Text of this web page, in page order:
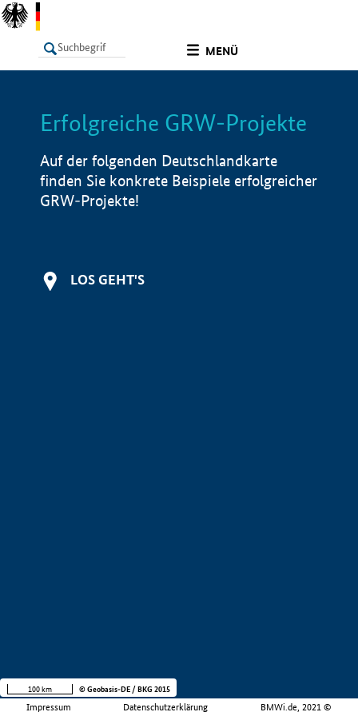
MENÜ
LISTE Info
Erfolgreiche GRW-Projekte
Auf der folgenden Deutschlandkarte
finden Sie konkrete Beispiele erfolgreicher
GRW-Projekte!
LOS GEHT'S
Impressum Datenschutzerklärung BMWi.de, 2021 ©
100 km © Geobasis-DE / BKG 2015